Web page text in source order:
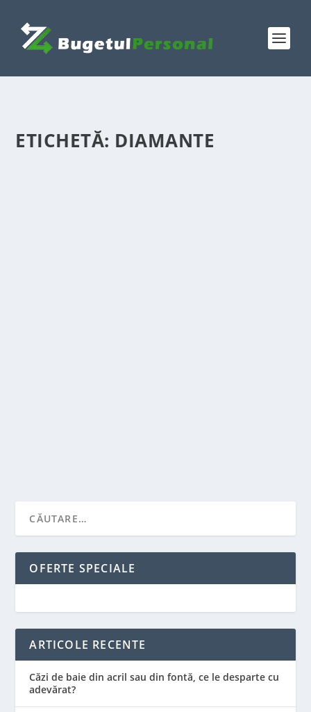
ETICHETĂ: DIAMANTE
OFERTE SPECIALE
ARTICOLE RECENTE
Căzi de baie din acril sau din fontă, ce le desparte cu
adevărat?